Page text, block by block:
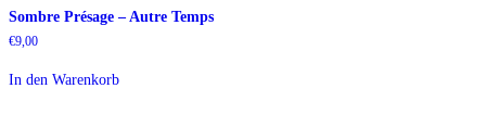
Sombre Présage – Autre Temps
€9,00
In den Warenkorb